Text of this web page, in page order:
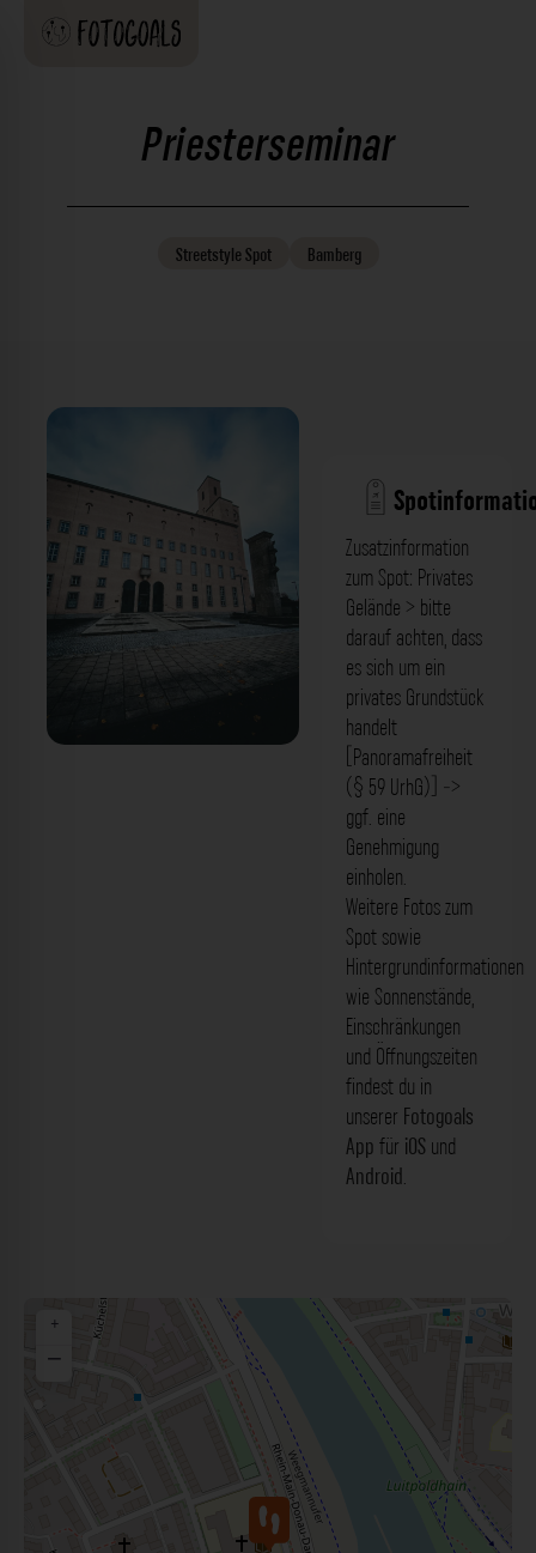
Priesterseminar
StreetstyleSpot Bamberg
Zusatzinformation
zum Spot: Privates
Gelände > bitte
darauf achten, dass
es sich um ein
privates Grundstück
handelt
[Panoramafreiheit
(§ 59 UrhG)] ->
ggf. eine
Genehmigung
einholen.
Weitere Fotos zum
Spot sowie
Hintergrundinformationen
wie Sonnenstände,
Einschränkungen
und Öffnungszeiten
findest du in
unserer Fotogoals
App für iOS und
Android.
+
−